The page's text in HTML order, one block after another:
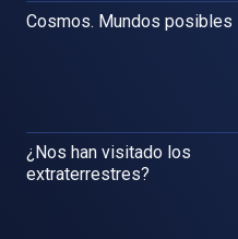
Cosmos. Mundos posibles
¿Nos han visitado los
extraterrestres?